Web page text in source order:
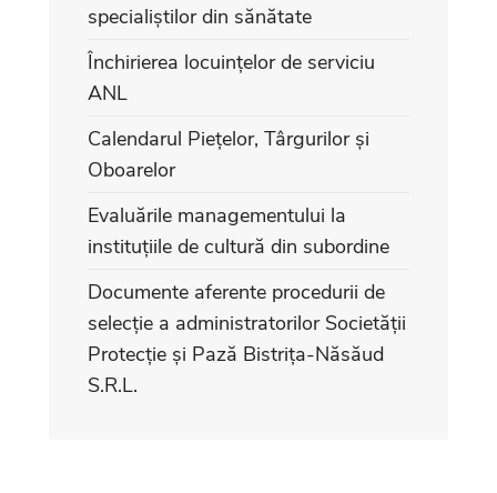
specialiștilor din sănătate
Închirierea locuințelor de serviciu
ANL
Calendarul Piețelor, Târgurilor și
Oboarelor
Evaluările managementului la
instituțiile de cultură din subordine
Documente aferente procedurii de
selecție a administratorilor Societății
Protecție și Pază Bistrița-Năsăud
S.R.L.